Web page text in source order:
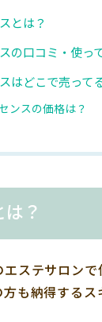
とは？
の口コミ・使っ
はどこで売って
ンスの価格は？
？
ステサロン
も納得するス